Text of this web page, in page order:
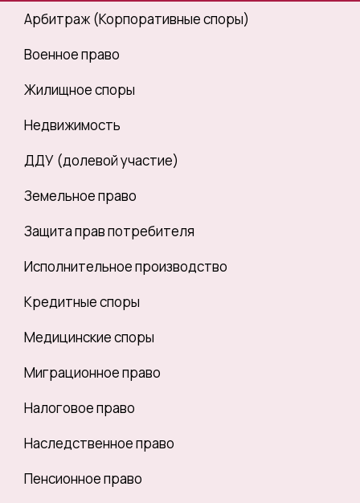
Арбитраж (Корпоративные споры)
Военное право
Жилищное споры
Недвижимость
ДДУ (долевой участие)
Земельное право
Защита прав потребителя
Исполнительное производство
Кредитные споры
Медицинские споры
Миграционное право
Налоговое право
Наследственное право
Пенсионное право